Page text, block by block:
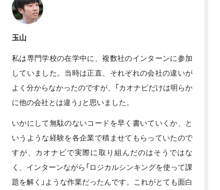
玉山
私は専門学校の在学中に、複数社のインターンに参加
していました。当時は正直、それぞれの会社の違いが
よく分からなかったのですが、「カオナビだけは明らか
に他の会社とは違う」と思いました。
いかにして無駄のないコードを早く書いていくか、と
いうような経験を各企業で積ませてもらっていたので
すが、カオナビで実際に取り組んだのはそうではな
く、インターンながら「ロジカルシンキングを使って課
題を解く」ような作業だったんです。これがとても面白